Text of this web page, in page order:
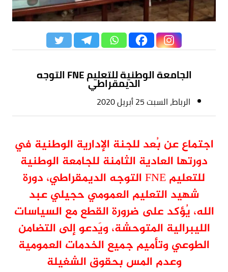
الجامعة الوطنية للتعليم FNE التوجه الديمقراطي
الرباط، السبت 25 أبريل 2020
اجتماع عن بُعد للجنة الإدارية الوطنية في
دورتها العادية الثامنة للجامعة الوطنية
للتعليم FNE التوجه الديمقراطي، دورة
شهيد التعليم العمومي حجيلي عبد
الله، يُؤكد على ضرورة القطع مع السياسات
الليبرالية المتوحشة، ويَدعو إلى التضامن
الطوعي وتأميم جميع الخدمات العمومية
وعدم المس بحقوق الشغيلة